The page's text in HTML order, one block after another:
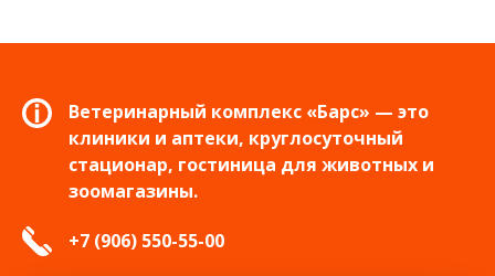
Ветеринарный комплекс «Барс» — это
клиники и аптеки, круглосуточный
стационар, гостиница для животных и
зоомагазины.
+7 (906) 550-55-00